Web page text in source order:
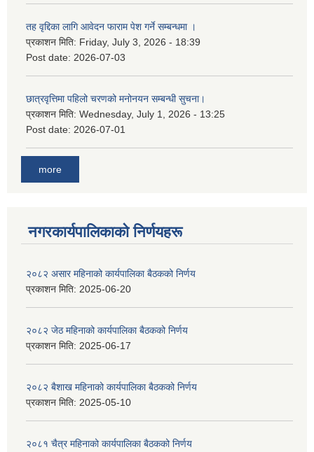
तह वृद्दिका लागि आवेदन फाराम पेश गर्ने सम्बन्धमा ।
प्रकाशन मिति: Friday, July 3, 2026 - 18:39
Post date: 2026-07-03
छात्रवृत्तिमा पहिलो चरणको मनोनयन सम्बन्धी सुचना।
प्रकाशन मिति: Wednesday, July 1, 2026 - 13:25
Post date: 2026-07-01
more
नगरकार्यपालिकाकाे निर्णयहरू
२०८२ असार महिनाको कार्यपालिका बैठकको निर्णय
प्रकाशन मिति: 2025-06-20
२०८२ जेठ महिनाको कार्यपालिका बैठकको निर्णय
प्रकाशन मिति: 2025-06-17
२०८२ बैशाख महिनाको कार्यपालिका बैठकको निर्णय
प्रकाशन मिति: 2025-05-10
२०८१ चैत्र महिनाको कार्यपालिका बैठकको निर्णय